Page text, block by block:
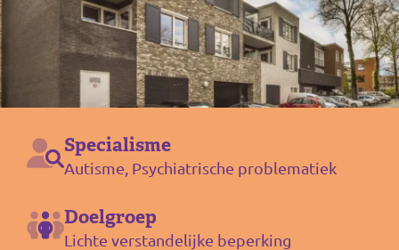
Specialisme
Autisme, Psychiatrische problematiek
Doelgroep
Lichte verstandelijke beperking